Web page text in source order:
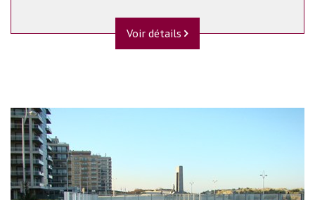
Voir détails